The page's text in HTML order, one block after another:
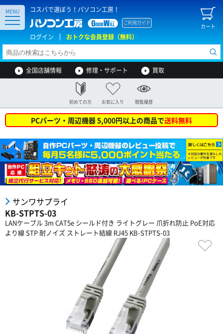
コスパで選ぼう！パソコン工房！
カート
ご利用ガイド
ログイン おトクな会員登録（無料）
MENU
全国店舗情報 修理・サポート 買取
初めての方 お気に入り 閲覧履歴
PCパーツ・周辺機器 5,000円以上の商品で送料無料
サンワサプライ
KB-STPTS-03
LANケーブル 3m CAT5e シールド付き ライトグレー 爪折れ防止 PoE対応
より線 STP 耐ノイズ ストレート結線 RJ45 KB-STPTS-03